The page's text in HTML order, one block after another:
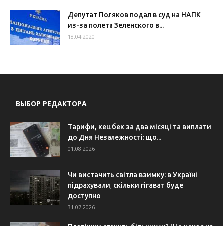
Депутат Поляков подал в суд на НАПК
из-за полета Зеленского в...
18.04.2020
ВЫБОР РЕДАКТОРА
Тарифи, кешбек за два місяці та виплати
до Дня Незалежності: що...
01.08.2026
Чи вистачить світла взимку: в Україні
підрахували, скільки гігават буде
доступно
31.07.2026